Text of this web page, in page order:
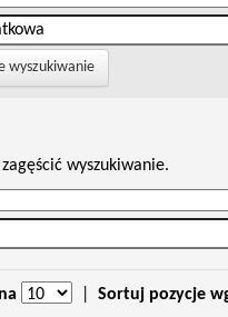
wyszukiwanie
wyszukiwanie.
Sortuj pozycje